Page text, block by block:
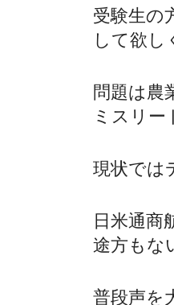
受験生の
して欲し
問題は農
ミスリー
現状では
日米通商
途方もな
普段声を